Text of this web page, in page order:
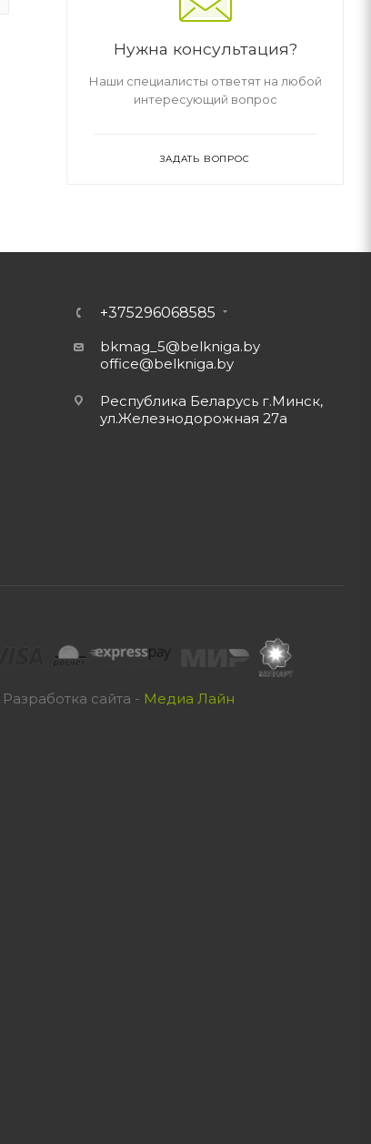
Нужна консультация?
Наши специалисты ответят на любой
интересующий вопрос
ЗАДАТЬ ВОПРОС
+375296068585
bkmag_5@belkniga.by
office@belkniga.by
Республика Беларусь г.Минск,
ул.Железнодорожная 27а
Разработка сайта - Медиа Лайн